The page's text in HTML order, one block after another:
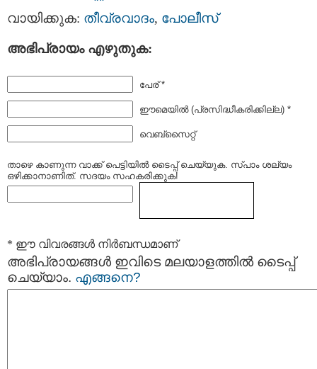
വായിക്കുക: തീവ്രവാദം, പോലീസ്‌
അഭിപ്രായം എഴുതുക:
പേര് *
ഈമെയില്‍ (പ്രസിദ്ധീകരിക്കില്ല) *
വെബ്സൈറ്റ്
താഴെ കാണുന്ന വാക്ക് പെട്ടിയില്‍ ടൈപ്പ്‌ ചെയ്യുക. സ്പാം ശല്യം
ഒഴിക്കാനാണിത്. സദയം സഹകരിക്കുക!
* ഈ വിവരങ്ങള്‍ നിര്‍ബന്ധമാണ്
അഭിപ്രായങ്ങള്‍ ഇവിടെ മലയാളത്തില്‍ ടൈപ്പ്
ചെയ്യാം. എങ്ങനെ?